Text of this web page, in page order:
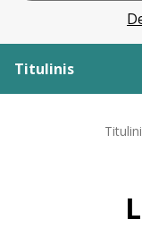
Titulinis